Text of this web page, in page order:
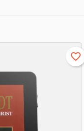
favorite_border